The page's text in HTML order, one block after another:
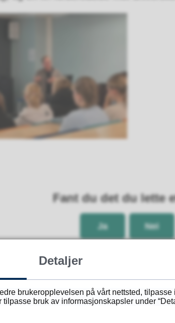
Fant du det du lette
Ja Nei
Detaljer
brukeropplevelsen på vårt nettsted,
bruk av informasjonskapsler under